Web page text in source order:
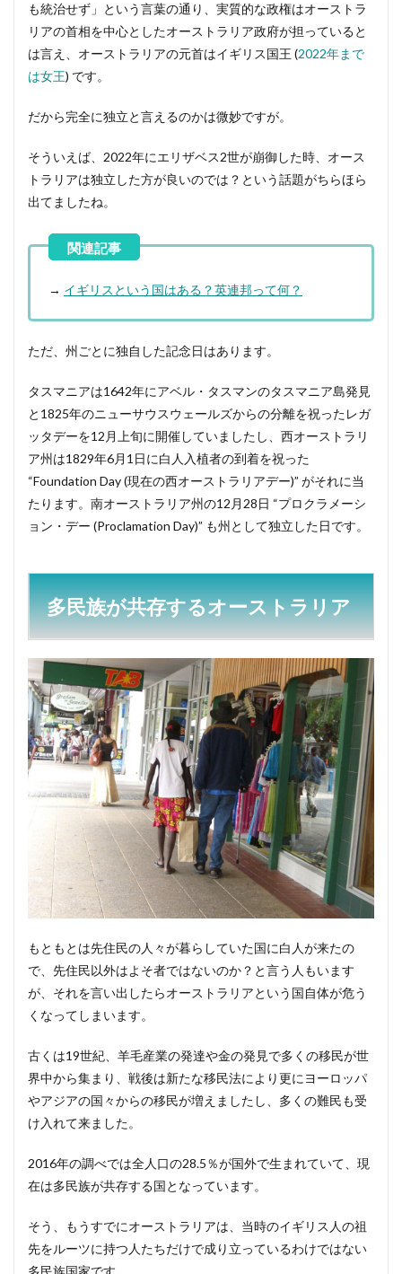
も統治せず」という言葉の通り、実質的な政権はオーストラ
リアの首相を中心としたオーストラリア政府が担っていると
は言え、オーストラリアの元首はイギリス国王 (2022年まで
は女王) です。
だから完全に独立と言えるのかは微妙ですが。
そういえば、2022年にエリザベス2世が崩御した時、オース
トラリアは独立した方が良いのでは？という話題がちらほら
出てましたね。
→ イギリスという国はある？英連邦って何？
ただ、州ごとに独自した記念日はあります。
タスマニアは1642年にアベル・タスマンのタスマニア島発見
と1825年のニューサウスウェールズからの分離を祝ったレガ
ッタデーを12月上旬に開催していましたし、西オーストラリ
ア州は1829年6月1日に白人入植者の到着を祝った
“Foundation Day (現在の西オーストラリアデー)” がそれに当
たります。南オーストラリア州の12月28日 “プロクラメーシ
ョン・デー (Proclamation Day)” も州として独立した日です。
多民族が共存するオーストラリア
もともとは先住民の人々が暮らしていた国に白人が来たの
で、先住民以外はよそ者ではないのか？と言う人もいます
が、それを言い出したらオーストラリアという国自体が危う
くなってしまいます。
古くは19世紀、羊毛産業の発達や金の発見で多くの移民が世
界中から集まり、戦後は新たな移民法により更にヨーロッパ
やアジアの国々からの移民が増えましたし、多くの難民も受
け入れて来ました。
2016年の調べでは全人口の28.5％が国外で生まれていて、現
在は多民族が共存する国となっています。
そう、もうすでにオーストラリアは、当時のイギリス人の祖
先をルーツに持つ人たちだけで成り立っているわけではない
多民族国家です。